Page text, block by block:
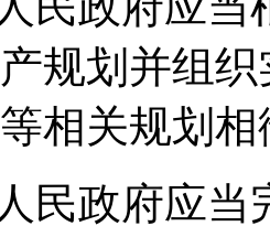
规划并组
相关规划
民政府应当